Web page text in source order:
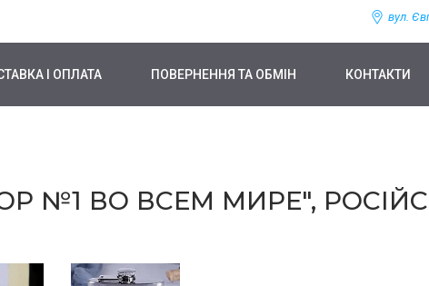
вул.
І ОПЛАТА ПОВЕРНЕННЯ ТА ОБМІН КОНТАКТИ
№1 ВО ВСЕМ МИРЕ",